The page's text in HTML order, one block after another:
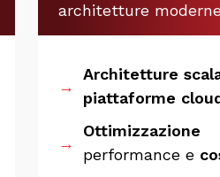
architetture
→
Architetture
piattaforme
→
Ottimizzazione
performance e